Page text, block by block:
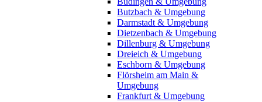
Butzbach & Umgebung
Darmstadt & Umgebung
Dietzenbach & Umgebung
Dillenburg & Umgebung
Dreieich & Umgebung
Eschborn & Umgebung
Flörsheim am Main &
Umgebung
Frankfurt & Umgebung